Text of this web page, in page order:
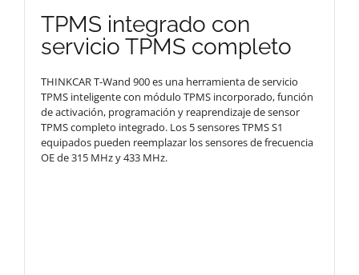
TPMS integrado con
servicio TPMS completo
THINKCAR T-Wand 900 es una herramienta de servicio
TPMS inteligente con módulo TPMS incorporado, función
de activación, programación y reaprendizaje de sensor
TPMS completo integrado. Los 5 sensores TPMS S1
equipados pueden reemplazar los sensores de frecuencia
OE de 315 MHz y 433 MHz.